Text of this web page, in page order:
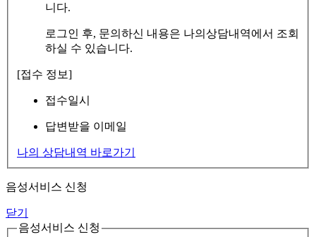
니다.
로그인 후, 문의하신 내용은 나의상담내역에서 조회
하실 수 있습니다.
[접수 정보]
접수일시
답변받을 이메일
나의 상담내역 바로가기
음성서비스 신청
닫기
음성서비스 신청